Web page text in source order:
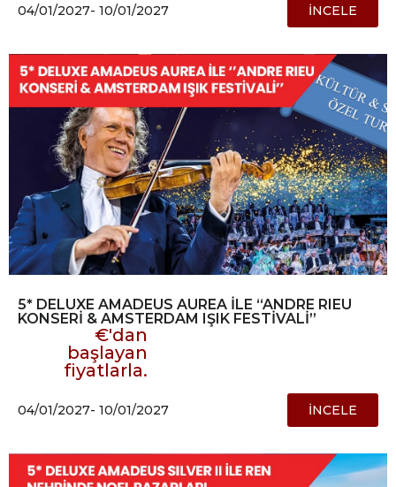
04/01/2027- 10/01/2027 İNCELE
5* DELUXE AMADEUS AUREA İLE “ANDRE RIEU
KONSERİ & AMSTERDAM IŞIK FESTİVALİ”
€'dan
başlayan
fiyatlarla.
04/01/2027- 10/01/2027 İNCELE